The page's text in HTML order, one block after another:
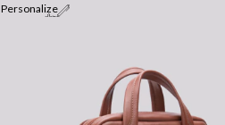
Personalize